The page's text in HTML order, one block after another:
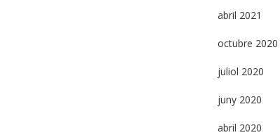
abril 2021
octubre 2020
juliol 2020
juny 2020
abril 2020